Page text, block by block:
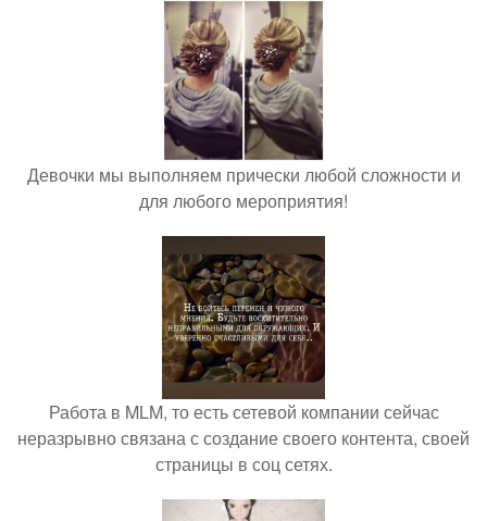
Девочки мы выполняем прически любой сложности и
для любого мероприятия!
Работа в MLM, то есть сетевой компании сейчас
неразрывно связана с создание своего контента, своей
страницы в соц сетях.